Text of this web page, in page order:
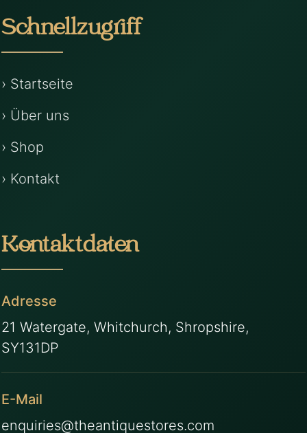
Schnellzugriff
› Startseite
› Über uns
› Shop
› Kontakt
Kontaktdaten
Adresse
21 Watergate, Whitchurch, Shropshire,
SY131DP
E-Mail
enquiries@theantiquestores.com